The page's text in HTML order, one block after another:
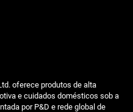
oferece produtos de alta
e cuidados domésticos sob a
por P&D e rede global de